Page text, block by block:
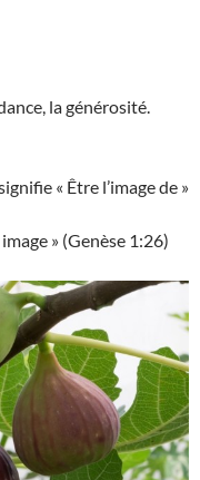
la générosité.
« Être l’image de »
» (Genèse 1:26)